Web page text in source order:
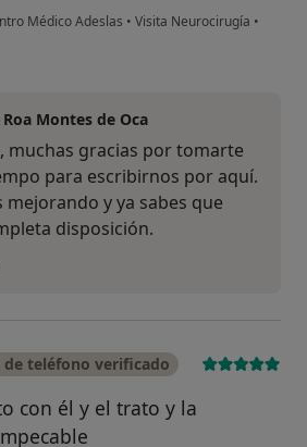
Médico Adeslas • Visita Neurocirugía •
Jesús
Montes de Oca
muchas gracias por tomarte
para escribirnos por aquí.
mejorando y ya sabes que
disposición.
de teléfono verificado
con él y el trato y la